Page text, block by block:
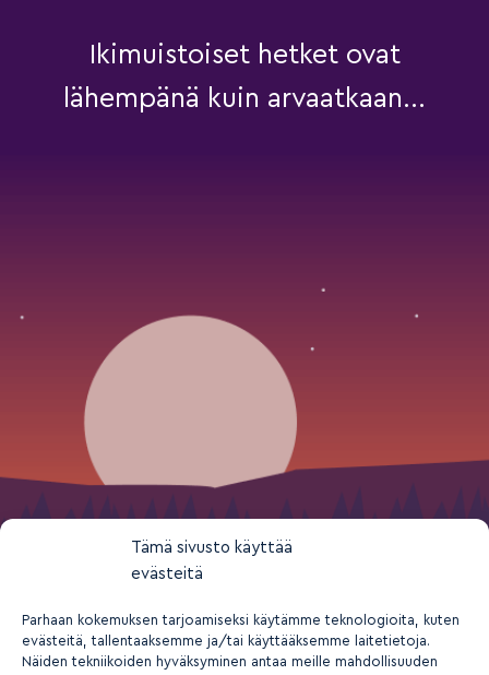
Tämä sivusto käyttää
evästeitä
Parhaan kokemuksen tarjoamiseksi käytämme teknologioita, kuten
evästeitä, tallentaaksemme ja/tai käyttääksemme laitetietoja.
Näiden tekniikoiden hyväksyminen antaa meille mahdollisuuden
Ikimuistoiset hetket ovat
lähempänä kuin arvaatkaan...